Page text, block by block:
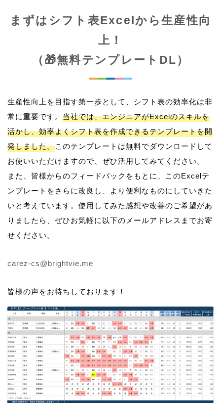
まずはシフト表Excelから生産性向
上！
（🎁無料テンプレートDL）
生産性向上を目指す第一歩として、シフト表の効率化は非
常に重要です。 当社では、エンジニアがExcelのスキルを
活かし、効率よくシフト表を作成できるテンプレートを開
発しました。このテンプレートは無料でダウンロードして
お使いいただけますので、ぜひ活用してみてください。
また、皆様からのフィードバックをもとに、このExcelテ
ンプレートをさらに改良し、より便利なものにしていきた
いと考えています。使用してみた感想や改善のご希望があ
りましたら、ぜひお気軽に以下のメールアドレスまでお寄
せください。
carez-cs@brightvie.me
皆様の声をお待ちしております！